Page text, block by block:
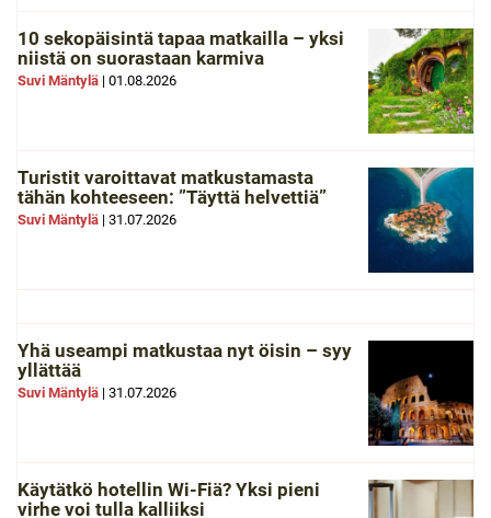
10 sekopäisintä tapaa matkailla – yksi
niistä on suorastaan karmiva
Suvi Mäntylä | 01.08.2026
Turistit varoittavat matkustamasta
tähän kohteeseen: ”Täyttä helvettiä”
Suvi Mäntylä | 31.07.2026
Yhä useampi matkustaa nyt öisin – syy
yllättää
Suvi Mäntylä | 31.07.2026
Käytätkö hotellin Wi-Fiä? Yksi pieni
virhe voi tulla kalliiksi